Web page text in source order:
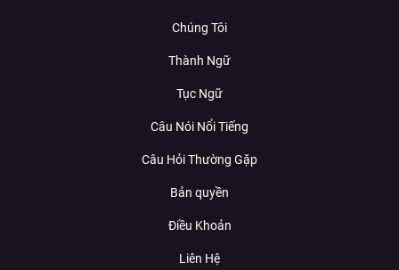
Chúng Tôi
Thành Ngữ
Tục Ngữ
Câu Nói Nổi Tiếng
Câu Hỏi Thường Gặp
Bản quyền
Điều Khoản
Liên Hệ